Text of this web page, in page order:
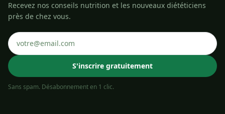
Recevez nos conseils nutrition et les nouveaux diététiciens
près de chez vous.
S'inscrire gratuitement
Sans spam. Désabonnement en 1 clic.